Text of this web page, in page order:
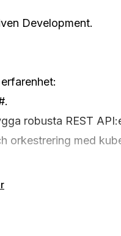
Development.
robusta REST
orkestrering med